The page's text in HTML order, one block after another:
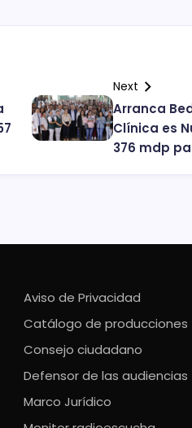
Next
Arranca
Clínica es
376 mdp
Aviso de Privacidad
Catálogo de producciones
Consejo ciudadano
Defensor de las audiencias
Marco Jurídico